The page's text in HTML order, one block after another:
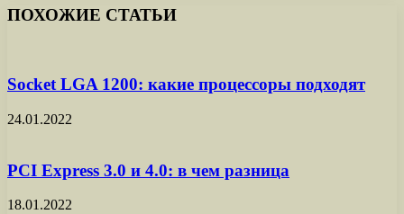
ПОХОЖИЕ СТАТЬИ
Socket LGA 1200: какие процессоры подходят
24.01.2022
PCI Express 3.0 и 4.0: в чем разница
18.01.2022